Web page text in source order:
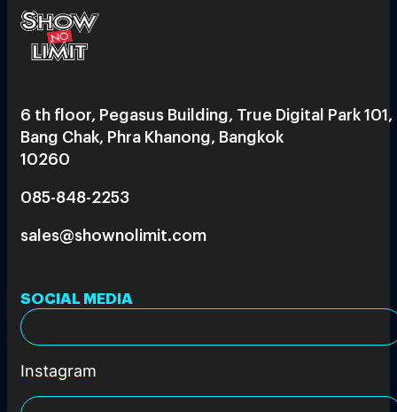
6 th floor, Pegasus Building, True Digital Park 101,
Bang Chak, Phra Khanong, Bangkok
10260
085-848-2253
sales@shownolimit.com
SOCIAL MEDIA
Instagram